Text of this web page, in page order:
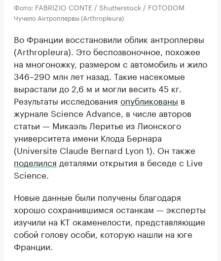
Фото: FABRIZIO CONTE / Shutterstock / FOTODOM
Чучело Антроплервы (Arthropleura)
Во Франции восстановили облик антроплервы
(Arthropleura). Это беспозвоночное, похожее
на многоножку, размером с автомобиль и жило
346–290 млн лет назад. Такие насекомые
вырастали до 2,6 м и могли весить 45 кг.
Результаты исследования опубликованы в
журнале Science Advance, в числе авторов
статьи — Микаэль Леритье из Лионского
университета имени Клода Бернара
(Universite Claude Bernard Lyon 1). Он также
поделился деталями открытия в беседе с Live
Science.
Новые данные были получены благодаря
хорошо сохранившимся останкам — эксперты
изучили на КТ окаменелости, представляющие
собой голову особи, которую нашли на юге
Франции.